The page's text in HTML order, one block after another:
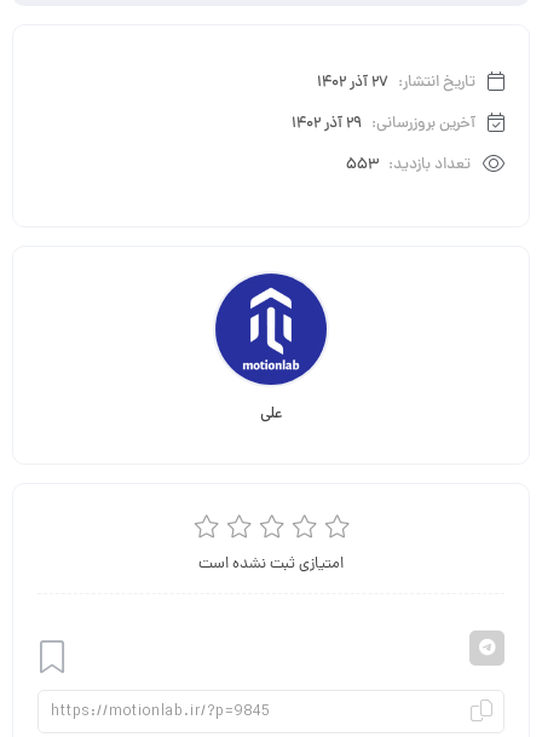
تاریخ انتشار: 27 آذر 1402
آخرین بروزرسانی: 29 آذر 1402
تعداد بازدید: 553
علی
افزودن
امتیازی ثبت نشده است